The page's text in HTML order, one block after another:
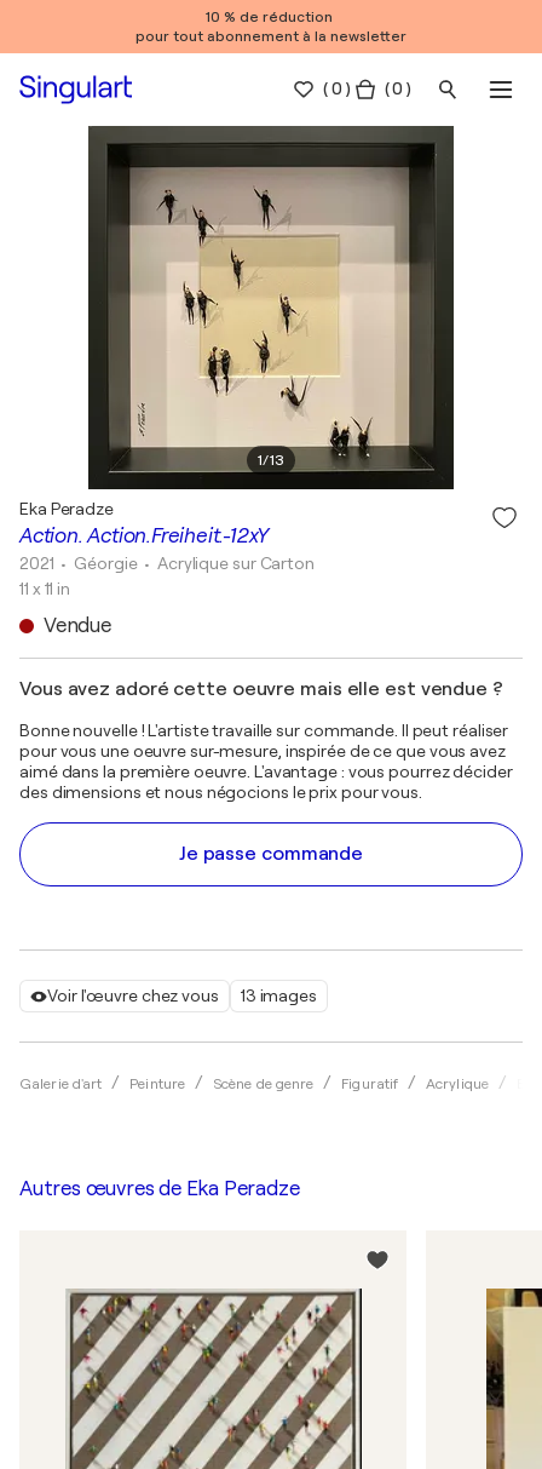
10 % de réduction
pour tout abonnement à la newsletter
(0 ) ( 0 )
1/13
Voir l'œuvre chez vous 13 images
Galerie d'art Peinture Scène de genre Figuratif Acrylique
Action. Action.Freiheit.-12xY
Eka Peradze
2021 • Géorgie • Acrylique sur Carton
11 x 11 in
Vendue
Vous avez adoré cette oeuvre mais elle est vendue ?
Bonne nouvelle ! L'artiste travaille sur commande. Il peut réaliser
pour vous une oeuvre sur-mesure, inspirée de ce que vous avez
aimé dans la première oeuvre. L'avantage : vous pourrez décider
des dimensions et nous négocions le prix pour vous.
Je passe commande
Autres œuvres de Eka Peradze